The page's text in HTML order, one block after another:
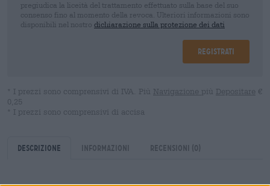
pregiudica la liceità del trattamento effettuato sulla base del suo
consenso fino al momento della revoca. Ulteriori informazioni sono
disponibili nel nostro dichiarazione sulla protezione dei dati
Registrati
* I prezzi sono comprensivi di IVA. Più Navigazione più Depositare €
0,25
* I prezzi sono comprensivi di accisa
Descrizione Informazioni Recensioni (0)